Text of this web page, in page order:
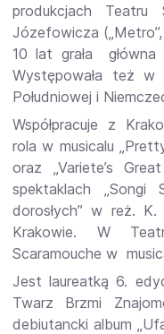
produkcjach
Józefowicza („Metro”,
10 lat grała główna
Występowała też
Południowej i
Współpracuje z
rola w musicalu
oraz „Variete’s
spektaklach
dorosłych” w reż.
Krakowie. W
Scaramouche w
Jest laureatką 6.
Twarz Brzmi
debiutancki album